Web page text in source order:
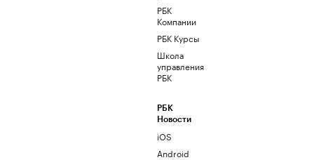
РБК
Компании
РБК Курсы
Школа
управления
РБК
РБК
Новости
iOS
Android